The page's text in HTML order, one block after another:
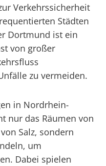
Verkehrssicherheit
Städten
Dortmund ist ein
von großer
zu vermeiden.
in Nordrhein-
nur das Räumen von
Salz, sondern
um
Dabei spielen